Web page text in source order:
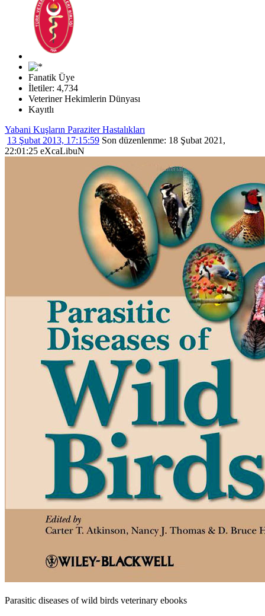
Fanatik Üye
İletiler: 4,734
Veteriner Hekimlerin Dünyası
Kayıtlı
Yabani Kuşların Paraziter Hastalıkları
13 Şubat 2013, 17:15:59 Son düzenlenme: 18 Şubat 2021,
22:01:25 eXcaLibuN
Parasitic diseases of wild birds veterinary ebooks